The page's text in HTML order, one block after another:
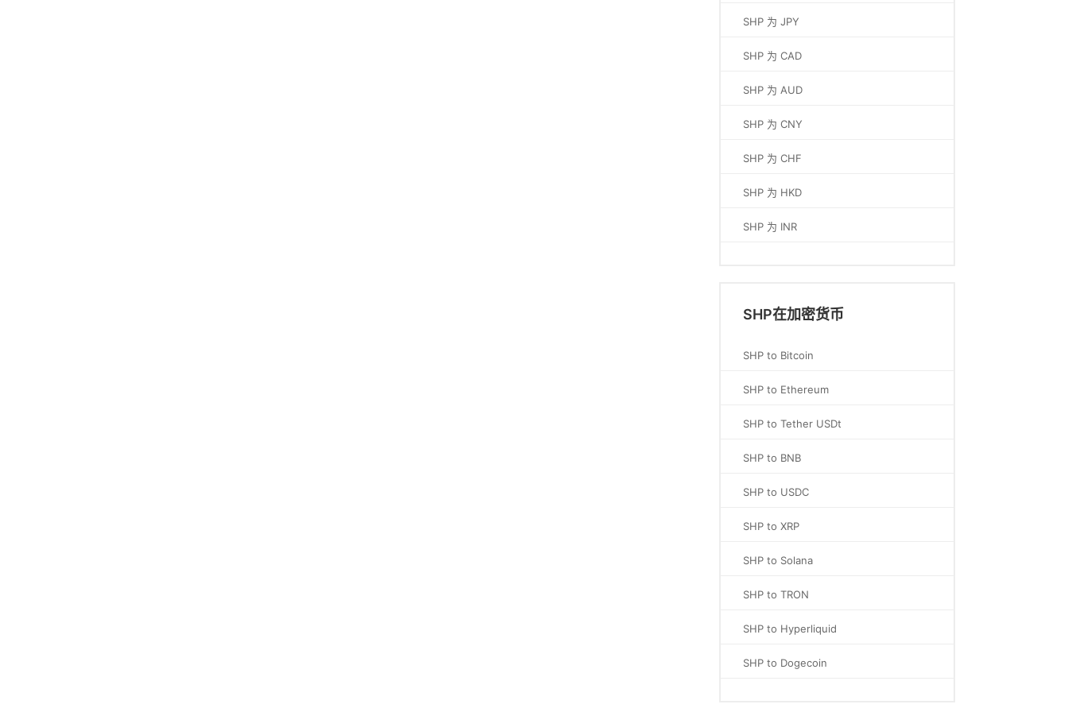
SHP 为 JPY
SHP 为 CAD
SHP 为 AUD
SHP 为 CNY
SHP 为 CHF
SHP 为 HKD
SHP 为 INR
SHP在加密货币
SHP to Bitcoin
SHP to Ethereum
SHP to Tether USDt
SHP to BNB
SHP to USDC
SHP to XRP
SHP to Solana
SHP to TRON
SHP to Hyperliquid
SHP to Dogecoin